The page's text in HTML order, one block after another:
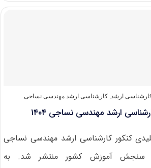
پاسخنامه
کارشناسی ارشد, کارشناسی ارشد مهندسی نساجی
ارشد مهندسی نساجی ۱۴۰۴
کنکور کارشناسی ارشد مهندسی نساجی
سنجش آموزش کشور منتشر شد. به